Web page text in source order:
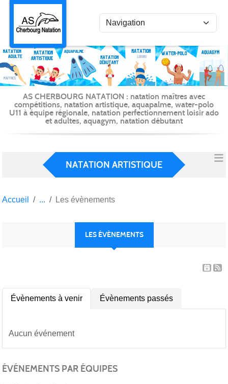
AS CHERBOURG NATATION : natation maîtres avec
compétitions, natation artistique, aquapalme, water-polo
U11 à équipe régionale, natation perfectionnement loisir ado
et adultes, aquagym, natation débutant
NATATION ARTISTIQUE
Accueil Les évènements
LES ÉVÈNEMENTS
Évènements à venir Évènements passés
Aucun événement
ÉVÉNEMENTS PAR ÉQUIPES
Panneau de gestion des cookies